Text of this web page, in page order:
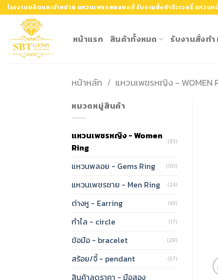
Skip
to
content
โรงงานผลิตและจำหน่าย แหวนเพชรพลอยแท้ รับงานสั่งทำจิวเวลรี่ แหว
หน้าแรก สินค้าทั้งหมด รับงานสั่งท
หน้าหลัก / แหวนเพชรหญิง - WOMEN
หมวดหมู่สินค้า
แหวนเพชรหญิง - Women
Ring
(93)
แหวนพลอย - Gems Ring (101)
แหวนเพชรชาย - Men Ring (24)
ต่างหู - Earring (43)
กำไล - circle (17)
ข้อมือ - bracelet (28)
สร้อย/จี้ - pendant (57)
สินค้าลดราคา - มือสอง